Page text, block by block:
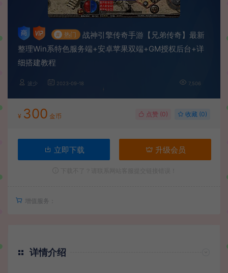
# 热门
战神引擎传奇手游【兄弟传奇】最新
整理Win系特色服务端+安卓苹果双端+GM授权后台+详
细搭建教程
波少 2023-09-18 7,506
¥ 300 金币 点赞 (0) 收藏 (0)
立即下载 升级会员
增值服务：
详情介绍